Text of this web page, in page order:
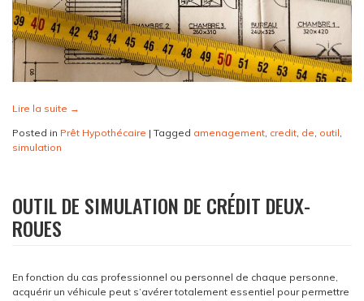
Lire la suite →
Posted in Prêt Hypothécaire | Tagged amenagement credit de outil
simulation
OUTIL DE SIMULATION DE CRÉDIT DEUX-
ROUES
En fonction du cas professionnel ou personnel de chaque personne,
acquérir un véhicule peut s’avérer totalement essentiel pour permettre